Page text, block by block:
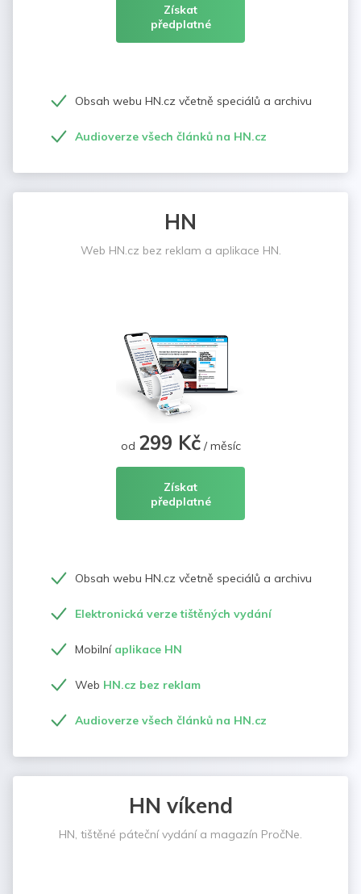
Získat
předplatné
Obsah webu HN.cz včetně speciálů a archivu
Audioverze všech článků na HN.cz
HN
Web HN.cz bez reklam a aplikace HN.
od 299 Kč/ měsíc
Získat
předplatné
Obsah webu HN.cz včetně speciálů a archivu
Elektronická verze tištěných vydání
Mobilní aplikace HN
Web HN.cz bez reklam
Audioverze všech článků na HN.cz
HN víkend
HN, tištěné páteční vydání a magazín PročNe.